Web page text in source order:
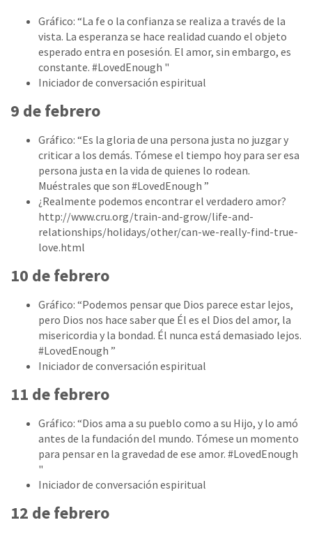
Gráfico: “La fe o la confianza se realiza a través de la
vista. La esperanza se hace realidad cuando el objeto
esperado entra en posesión. El amor, sin embargo, es
constante. #LovedEnough "
Iniciador de conversación espiritual
9 de febrero
Gráfico: “Es la gloria de una persona justa no juzgar y
criticar a los demás. Tómese el tiempo hoy para ser esa
persona justa en la vida de quienes lo rodean.
Muéstrales que son #LovedEnough ”
¿Realmente podemos encontrar el verdadero amor?
http://www.cru.org/train-and-grow/life-and-
relationships/holidays/other/can-we-really-find-true-
love.html
10 de febrero
Gráfico: “Podemos pensar que Dios parece estar lejos,
pero Dios nos hace saber que Él es el Dios del amor, la
misericordia y la bondad. Él nunca está demasiado lejos.
#LovedEnough ”
Iniciador de conversación espiritual
11 de febrero
Gráfico: “Dios ama a su pueblo como a su Hijo, y lo amó
antes de la fundación del mundo. Tómese un momento
para pensar en la gravedad de ese amor. #LovedEnough
"
Iniciador de conversación espiritual
12 de febrero